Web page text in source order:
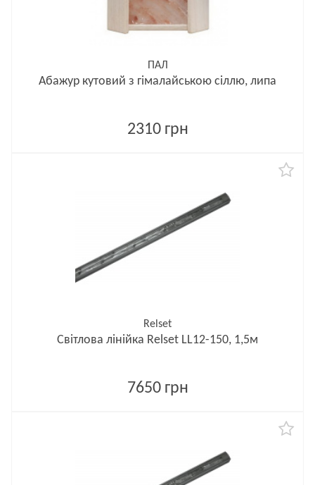
ПАЛ
Абажур кутовий з гімалайською сіллю, липа
2310 грн
Relset
Світлова лінійка Relset LL12-150, 1,5м
7650 грн